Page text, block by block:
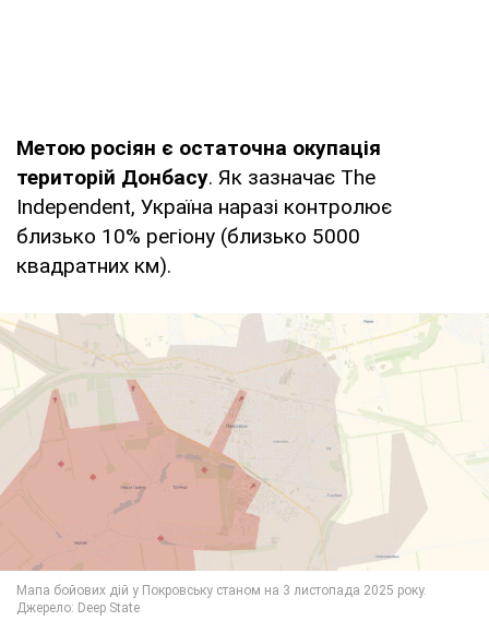
Метою росіян є остаточна окупація
територій Донбасу. Як зазначає The
Independent, Україна наразі контролює
близько 10% регіону (близько 5000
квадратних км).